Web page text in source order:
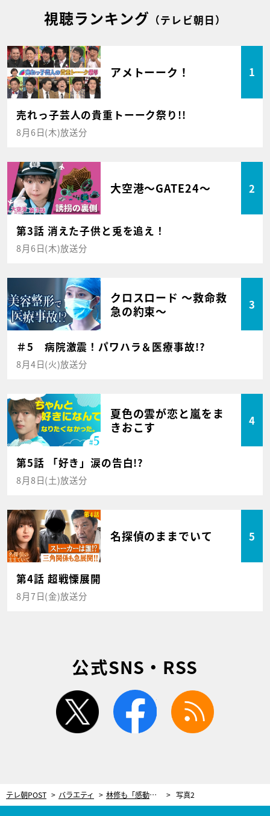
視聴ランキング （テレビ朝日）
アメトーーク！ 1
売れっ子芸人の貴重トーーク祭り!!
8月6日(木)放送分
大空港～GATE24～ 2
第3話 消えた子供と兎を追え！
8月6日(木)放送分
クロスロード ～救命救
急の約束～
3
＃5 病院激震！パワハラ＆医療事故!?
8月4日(火)放送分
夏色の雲が恋と嵐をま
きおこす
4
第5話 「好き」涙の告白!?
8月8日(土)放送分
名探偵のままでいて 5
第4話 超戦慄展開
8月7日(金)放送分
公式SNS・RSS
twitter facebook
テレ朝POST バラエティ 林修も「感動のドキュメント」と感心！渋沢栄一、“今の日本を作った”偉業の数々 写真2